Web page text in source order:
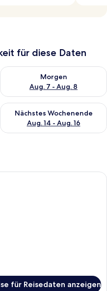
für diese Daten
Nacht, Aug. 6 - Aug. 7.
Morgen
Aug. 7 - Aug. 8
Überprüfe die Verfügbarkeit
Wochenende, Aug. 7
Nächstes Wochenende
Aug. 14 - Aug. 16
Überprüfe die Verfügbarkeit
Ein Hotelzimmer mit einem großen
für Reisedaten anzeigen